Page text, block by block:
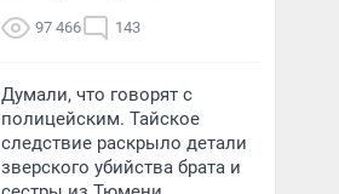
97 466 143
Думали, что говорят с
полицейским. Тайское
следствие раскрыло детали
зверского убийства брата и